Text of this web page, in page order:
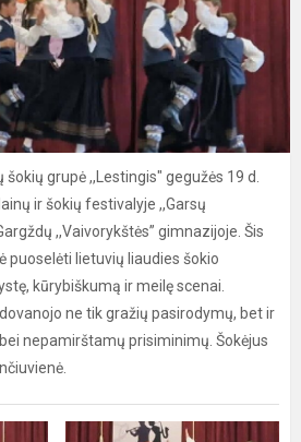
grupė ,,Lestingis" gegužės 19 d.
ir šokių festivalyje ,,Garsų
,,Vaivorykštės” gimnazijoje. Šis
puoselėti lietuvių liaudies šokio
kūrybiškumą ir meilę scenai.
ne tik gražių pasirodymų, bet ir
nepamirštamų prisiminimų. Šokėjus